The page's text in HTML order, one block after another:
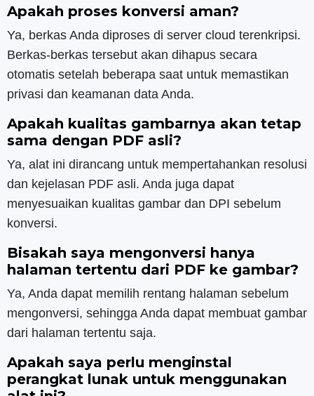
Apakah proses konversi aman?
Ya, berkas Anda diproses di server cloud terenkripsi.
Berkas-berkas tersebut akan dihapus secara
otomatis setelah beberapa saat untuk memastikan
privasi dan keamanan data Anda.
Apakah kualitas gambarnya akan tetap
sama dengan PDF asli?
Ya, alat ini dirancang untuk mempertahankan resolusi
dan kejelasan PDF asli. Anda juga dapat
menyesuaikan kualitas gambar dan DPI sebelum
konversi.
Bisakah saya mengonversi hanya
halaman tertentu dari PDF ke gambar?
Ya, Anda dapat memilih rentang halaman sebelum
mengonversi, sehingga Anda dapat membuat gambar
dari halaman tertentu saja.
Apakah saya perlu menginstal
perangkat lunak untuk menggunakan